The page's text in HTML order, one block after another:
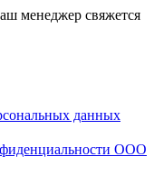
менеджер свяжется
данных
ООО